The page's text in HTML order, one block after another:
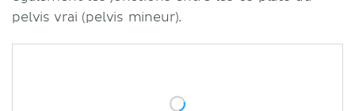
pelvis vrai (pelvis mineur).